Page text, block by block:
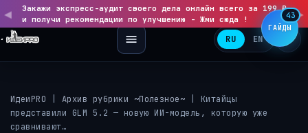
◀
Закажи экспресс-аудит своего дела онлайн всего за 199 ₽
и получи рекомендации по улучшению - Жми сюда !
▶
RU EN
ИдеиPRO Архив рубрики ~Полезное~
Китайцы
представили GLM 5.2 — новую ИИ-модель, которую уже
сравнивают…
ГАЙДЫ
43